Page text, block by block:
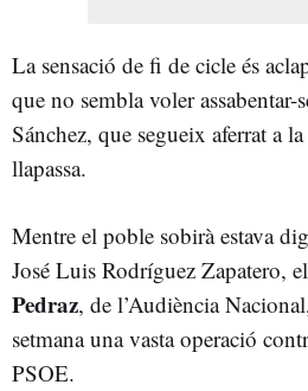
La sensació de fi de cicle és
que no sembla voler assabentar-
Sánchez, que segueix aferrat a
llapassa.
Mentre el poble sobirà estava
José Luis Rodríguez Zapatero,
Pedraz, de l’Audiència
setmana una vasta operació
PSOE.